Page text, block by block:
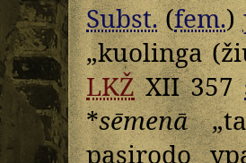
Subst.(fem.)
„kuolinga
LKŽXII 357
*sēmenā„ta
pasirodo